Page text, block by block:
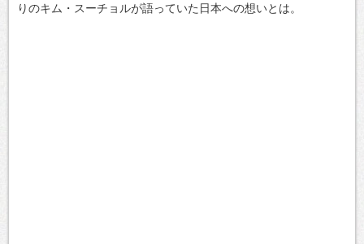
りのキム・スーチョルが語っていた日本への想いとは。